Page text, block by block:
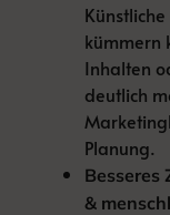
kümmern
Inhalten
deutlich
Planung.
Besseres
&